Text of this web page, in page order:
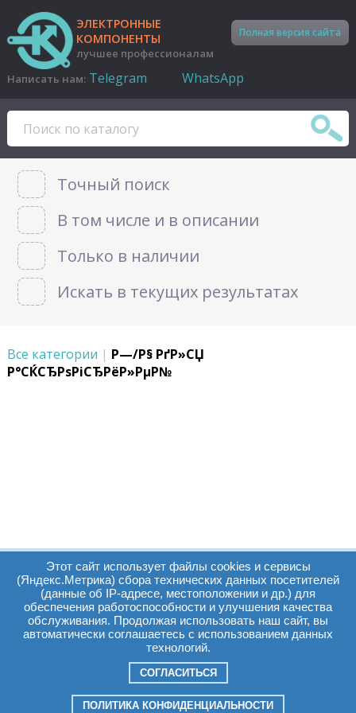
ЭЛЕКТРОННЫЕ
КОМПОНЕНТЫ
лучшее профессионалам
Полная версия сайта
Написать нам: Telegram WhatsApp
Точный поиск
В том числе и в описании
Только в наличии
Искать в текущих результатах
Все категории | Р—/Р§ РґР»СЏ
Р°СЌСЂРѕРіСЂРёР»РµР№
Часы работы:
Суб. Воскр. вых.
Томск, пр. Ленина г,
д. 159
Этот сайт использует файлы cookies и сервисы
(Яндекс.Метрика) сбора технических данных посетителей
(данные об IP-адресе, местоположении и др.) для
обеспечения работоспособности и улучшения качества
обслуживания. Продолжая использовать наш сайт, вы
автоматически соглашаетесь с использованием данных
технологий.
СОГЛАСИТЬСЯ
ПОЛИТИКА КОНФИДЕНЦИАЛЬНОСТИ